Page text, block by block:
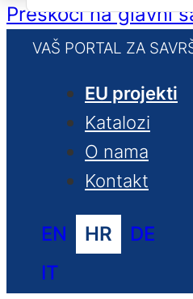
Preskoči na glavni
VAŠ PORTAL ZA
EU projekti
Katalozi
O nama
Kontakt
EN HR
DE
IT
for: